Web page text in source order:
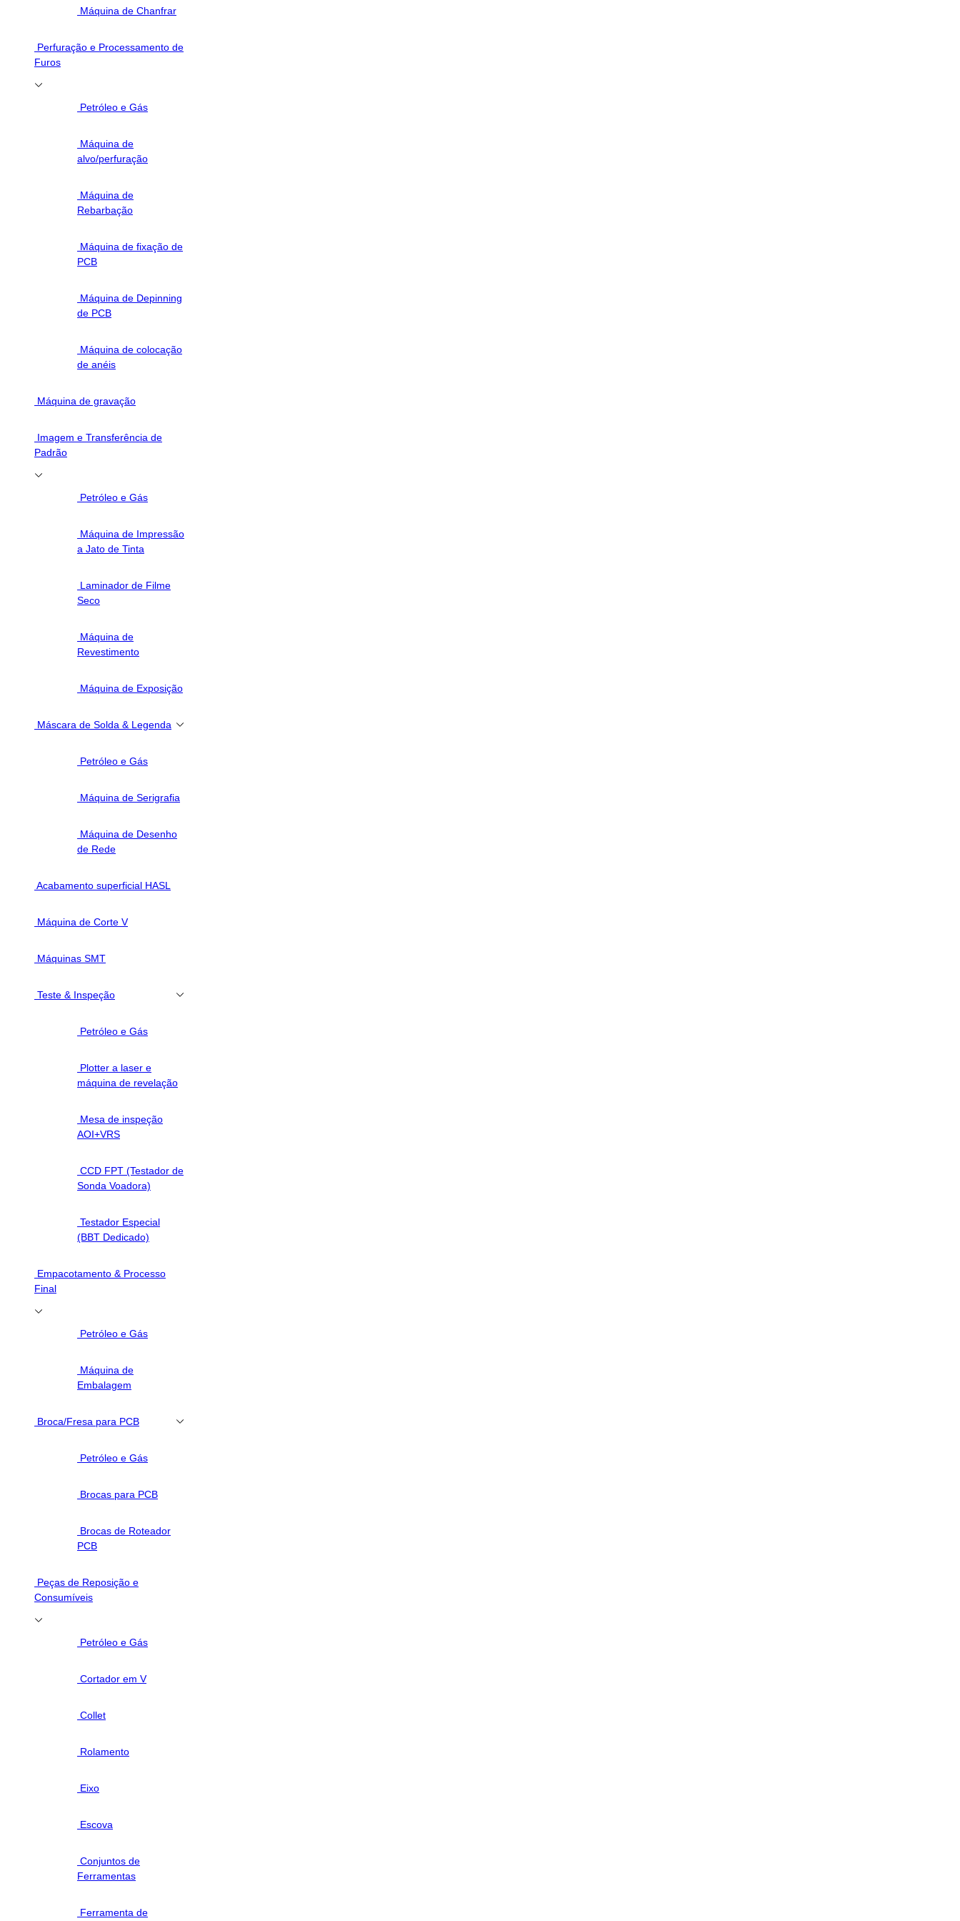
Máquina de Chanfrar
Perfuração e Processamento de
Furos
Petróleo e Gás
Máquina de
alvo/perfuração
Máquina de
Rebarbação
Máquina de fixação de
PCB
Máquina de Depinning
de PCB
Máquina de colocação
de anéis
Máquina de gravação
Imagem e Transferência de
Padrão
Petróleo e Gás
Máquina de Impressão
a Jato de Tinta
Laminador de Filme
Seco
Máquina de
Revestimento
Máquina de Exposição
Máscara de Solda & Legenda
Petróleo e Gás
Máquina de Serigrafia
Máquina de Desenho
de Rede
Acabamento superficial HASL
Máquina de Corte V
Máquinas SMT
Teste & Inspeção
Petróleo e Gás
Plotter a laser e
máquina de revelação
Mesa de inspeção
AOI+VRS
CCD FPT (Testador de
Sonda Voadora)
Testador Especial
(BBT Dedicado)
Empacotamento & Processo
Final
Petróleo e Gás
Máquina de
Embalagem
Broca/Fresa para PCB
Petróleo e Gás
Brocas para PCB
Brocas de Roteador
PCB
Peças de Reposição e
Consumíveis
Petróleo e Gás
Cortador em V
Collet
Rolamento
Eixo
Escova
Conjuntos de
Ferramentas
Ferramenta de